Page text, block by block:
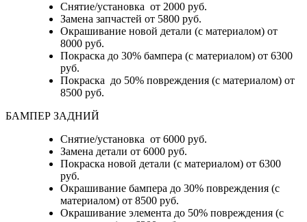
Снятие/установка от 2000 руб.
Замена запчастей от 5800 руб.
Окрашивание новой детали (с материалом) от
8000 руб.
Покраска до 30% бампера (с материалом) от 6300
руб.
Покраска до 50% повреждения (с материалом) от
8500 руб.
БАМПЕР ЗАДНИЙ
Снятие/установка от 6000 руб.
Замена детали от 6000 руб.
Покраска новой детали (с материалом) от 6300
руб.
Окрашивание бампера до 30% повреждения (с
материалом) от 8500 руб.
Окрашивание элемента до 50% повреждения (с